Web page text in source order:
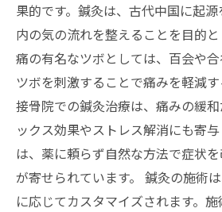
果的です。鍼灸は、古代中国に起
内の気の流れを整えることを目的
痛の有名なツボとしては、百会や
ツボを刺激することで痛みを軽減す
接骨院での鍼灸治療は、痛みの緩
ックス効果やストレス解消にも寄
は、薬に頼らず自然な方法で症状
が寄せられています。 鍼灸の施術
に応じてカスタマイズされます。施